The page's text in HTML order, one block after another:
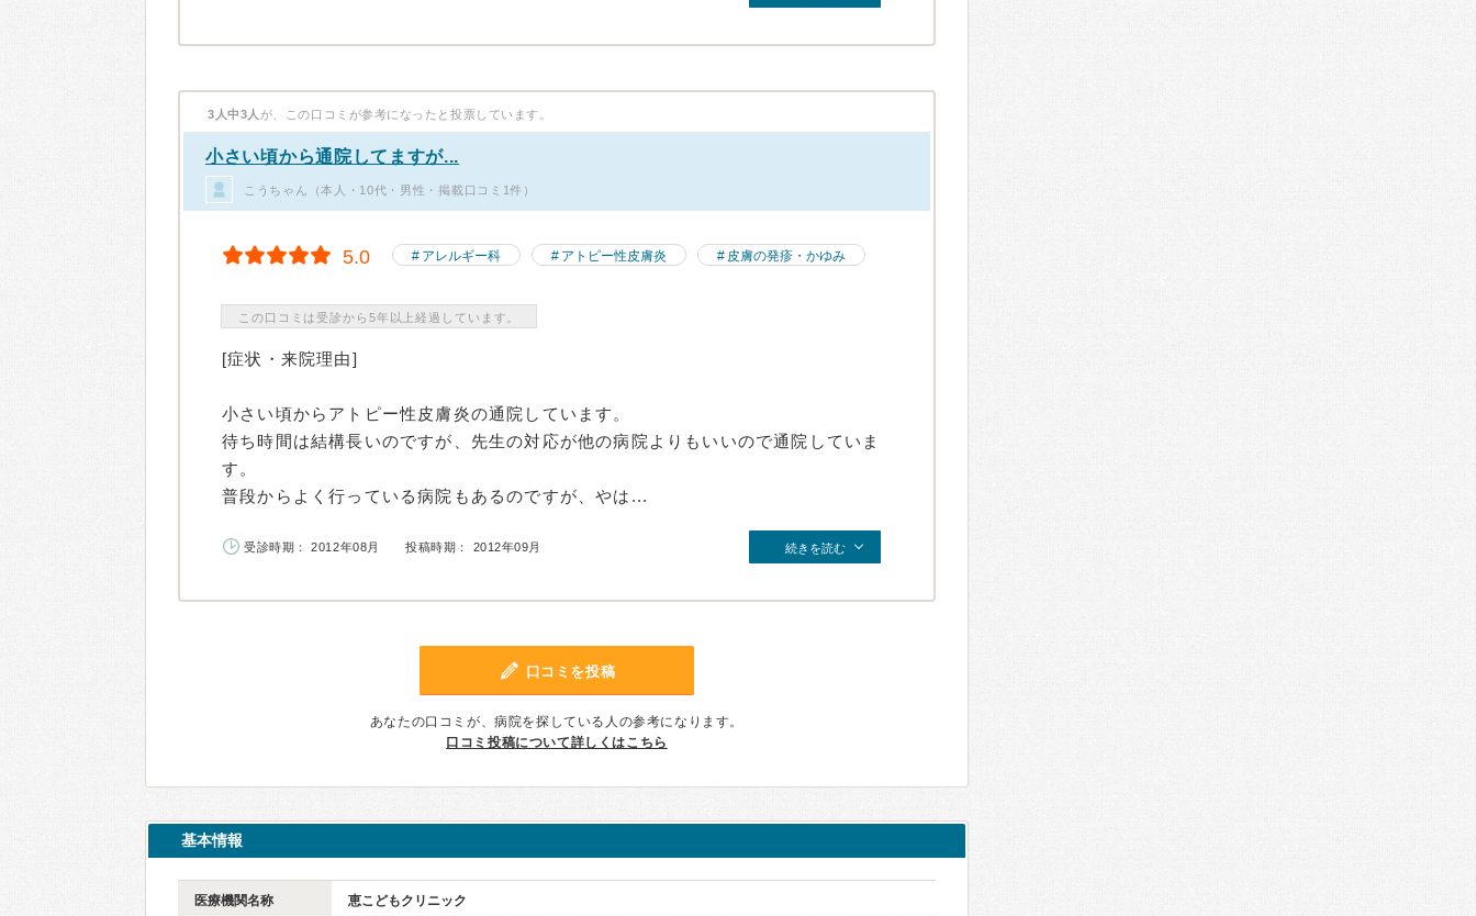
3人中3人 が、この口コミが参考になったと投票しています。
小さい頃から通院してますが...
こうちゃん（本人・10代・男性・掲載口コミ1件）
5.0 アレルギー科 アトピー性皮膚炎 皮膚の発疹・かゆみ
この口コミは受診から5年以上経過しています。
[症状・来院理由]
小さい頃からアトピー性皮膚炎の通院しています。
待ち時間は結構長いのですが、先生の対応が他の病院よりもいいので通院していま
す。
普段からよく行っている病院もあるのですが、やは...
受診時期： 2012年08月 投稿時期： 2012年09月 続きを読む
口コミを投稿
あなたの口コミが、病院を探している人の参考になります。
口コミ投稿について詳しくはこちら
基本情報
医療機関名称 恵こどもクリニック